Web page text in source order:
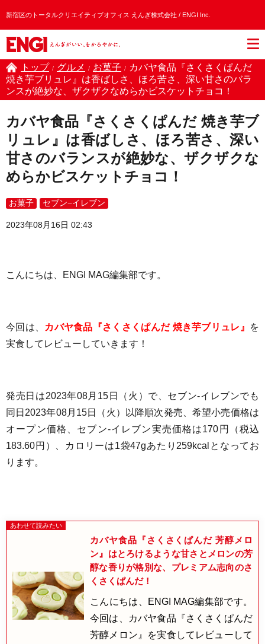
新宿区のトータルクリエイティブオフィス えんぎ株式会社 / ENGI Inc.
トップ / グルメ / お菓子 / カバヤ食品『さくさくぱんだ
焼き芋ブリュレ』は香ばしさ、ほろ苦さ、深い甘さのバラ
ンスが絶妙な、ザクザクなめらかビスケットチョコ！
カバヤ食品『さくさくぱんだ 焼き芋ブ
リュレ』は香ばしさ、ほろ苦さ、深い
甘さのバランスが絶妙な、ザクザクな
めらかビスケットチョコ！
お菓子 セブン−イレブン
2023年08月16日 02:43
こんにちは、ENGI MAG編集部です。
今回は、 カバヤ食品『さくさくぱんだ 焼き芋ブリュレ』
を
実食してレビューしていきます！
発売日は2023年08月15日（火）で、セブン-イレブンでも
同日2023年08月15日（火）以降順次発売、希望小売価格は
オープン価格、 セブン-イレブン実売価格は170円（税込
183.60円）
、カロリーは1袋47gあたり259kcalとなってお
ります。
カバヤ食品『さくさくぱんだ 芳醇メロ
ン』はとろけるような甘さとメロンの芳
醇な香りが格別な、プレミアム志向のさ
くさくぱんだ！
こんにちは、ENGI MAG編集部です。
今回は、カバヤ食品『さくさくぱんだ
芳醇メロン』を実食してレビューして